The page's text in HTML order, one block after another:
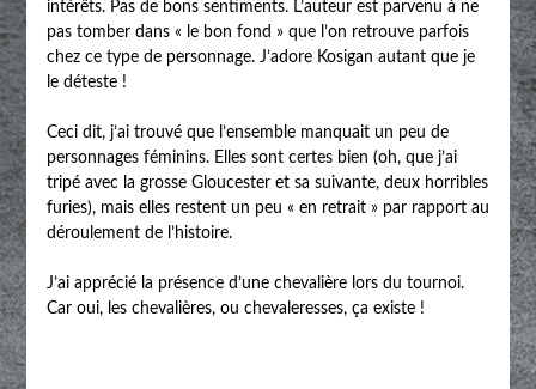
intérêts. Pas de bons sentiments. L’auteur est parvenu à ne
pas tomber dans « le bon fond » que l’on retrouve parfois
chez ce type de personnage. J’adore Kosigan autant que je
le déteste !
Ceci dit, j’ai trouvé que l’ensemble manquait un peu de
personnages féminins. Elles sont certes bien (oh, que j’ai
tripé avec la grosse Gloucester et sa suivante, deux horribles
furies), mais elles restent un peu « en retrait » par rapport au
déroulement de l’histoire.
J’ai apprécié la présence d’une chevalière lors du tournoi.
Car oui, les chevalières, ou chevaleresses, ça existe !